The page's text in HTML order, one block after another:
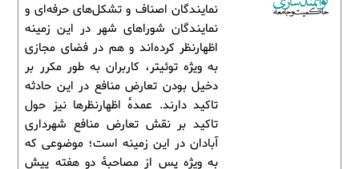
نمایندگان اصناف و تشکل‌های حرفه‌ای و
نمایندگان شوراهای شهر در این زمینه
اظهارنظر کرده‌اند و هم در فضای مجازی
به ویژه توئیتر، کاربران به طور مکرر بر
دخیل بودن تعارض منافع در این حادثه
تاکید دارند. عمدۀ اظهارنظرها نیز حول
تاکید بر نقش تعارض منافع شهرداری
آبادان در این زمینه است؛ موضوعی که
به ویژه پس از مصاحبۀ دو هفته پیش